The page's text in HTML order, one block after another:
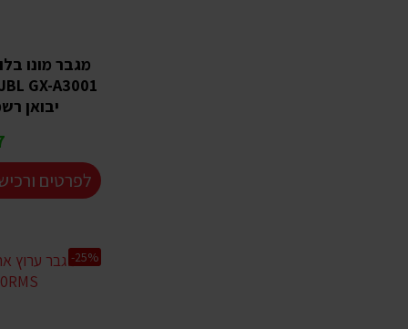
מגבר מונו
יבואן
לפרטים
-25%